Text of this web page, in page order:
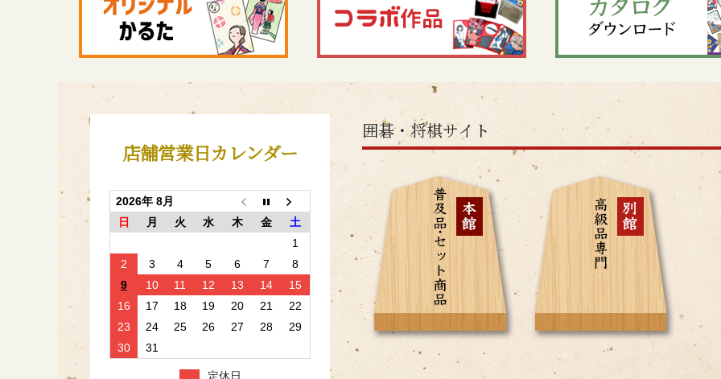
店舗営業日カレンダー
2026年 8月
日
月 火 水 木 金
土
1
2
3 4 5 6 7
8
9
10 11 12 13 14
15
16
17 18 19 20 21
22
23
24 25 26 27 28
29
30
31
定休日
囲碁・将棋サイト